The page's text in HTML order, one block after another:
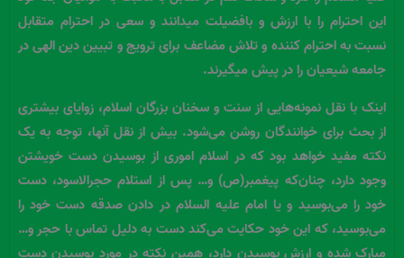
این احترام را با ارزش و بافضیلت میدانند و سعی در احترام متقابل
نسبت به احترام کننده و تلاش مضاعف برای ترویج و تبیین دین الهی در
جامعه شیعیان را در پیش میگیرند.
اینک با نقل نمونه‌هایی از سنت و سخنان بزرگان اسلام، زوایای بیشتری
از بحث برای خوانندگان روشن می‌شود. بیش از نقل آنها، توجه به یک
نکته مفید خواهد بود که در اسلام اموری از بوسیدن دست خویشتن
وجود دارد، چنان‌که پیغمبر(ص) و… پس از استلام حجرالاسود، دست
خود را می‌بوسید و یا امام علیه السلام در دادن صدقه دست خود را
می‌بوسید، که این خود حکایت می‌کند دست به دلیل تماس با حجر و…